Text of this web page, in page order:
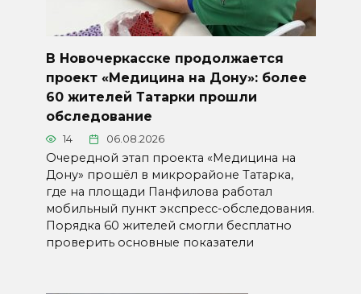
В Новочеркасске продолжается
проект «Медицина на Дону»: более
60 жителей Татарки прошли
обследование
14 06.08.2026
Очередной этап проекта «Медицина на
Дону» прошёл в микрорайоне Татарка,
где на площади Панфилова работал
мобильный пункт экспресс-обследования.
Порядка 60 жителей смогли бесплатно
проверить основные показатели